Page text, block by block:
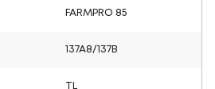
FARMPRO 85
137A8/137B